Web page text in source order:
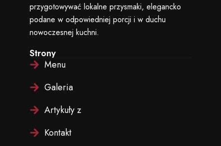
przygotowywać lokalne przysmaki, elegancko
podane w odpowiedniej porcji i w duchu
nowoczesnej kuchni.
Strony
Menu
Galeria
Artykuły z
Kontakt